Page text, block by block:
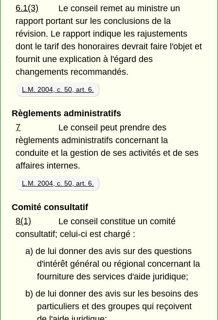
6.1(3)
Le conseil remet au ministre un
rapport portant sur les conclusions de la
révision. Le rapport indique les rajustements
dont le tarif des honoraires devrait faire l'objet et
fournit une explication à l'égard des
changements recommandés.
L.M. 2004, c. 50, art. 6.
Règlements administratifs
7
Le conseil peut prendre des
règlements administratifs concernant la
conduite et la gestion de ses activités et de ses
affaires internes.
L.M. 2004, c. 50, art. 6.
Comité consultatif
8(1)
Le conseil constitue un comité
consultatif; celui-ci est chargé :
a) de lui donner des avis sur des questions
d'intérêt général ou régional concernant la
fourniture des services d'aide juridique;
b) de lui donner des avis sur les besoins des
particuliers et des groupes qui reçoivent